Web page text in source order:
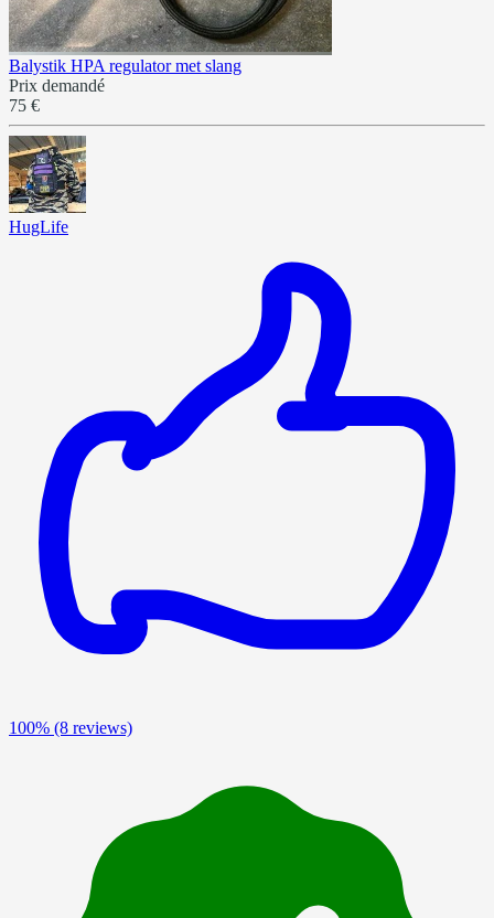
Balystik HPA regulator met slang
Prix demandé
75 €
HugLife
100% (8 reviews)